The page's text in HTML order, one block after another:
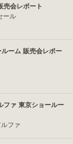
売会レポート
ール
ーム 販売会レポー
ファ 東京ショールー
ファ